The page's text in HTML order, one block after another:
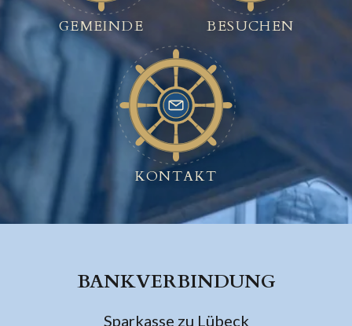
GEMEINDE BESUCHEN
KONTAKT
BANKVERBINDUNG
Sparkasse zu Lübeck